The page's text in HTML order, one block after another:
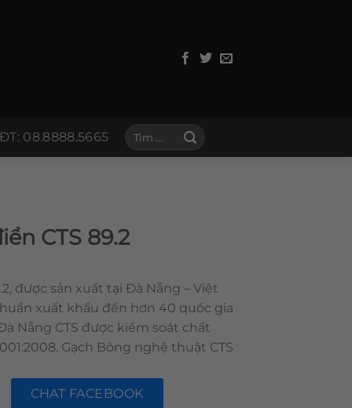
ĐT: 08.8888.5665
Tìm
CTS 89.2
được sản xuất tại Đà Nẵng – Việt
xuất khẩu đến hơn 40 quốc gia
Nẵng CTS được kiểm soát chất
Gạch Bông nghệ thuật CTS
CHAT FACEBOOK